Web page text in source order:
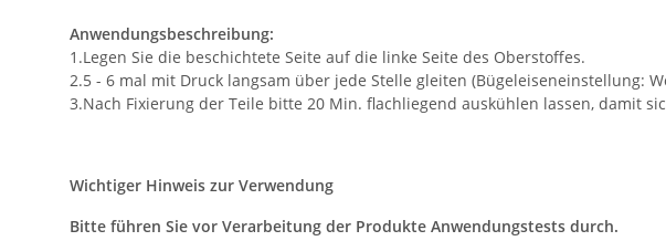
Anwendungsbeschreibung:
1.Legen Sie die beschichtete Seite auf die linke Seite des Oberstoffes.
2.5 - 6 mal mit Druck langsam über jede Stelle gleiten (Bügeleiseneinstellung:
3.Nach Fixierung der Teile bitte 20 Min. flachliegend auskühlen lassen, damit
Wichtiger Hinweis zur Verwendung
Bitte führen Sie vor Verarbeitung der Produkte Anwendungstests durch.